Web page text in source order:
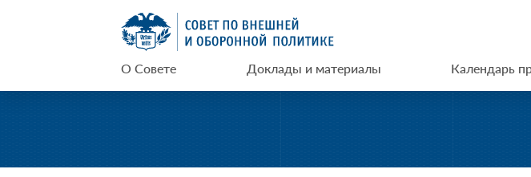
СВОП
О Совете Доклады и материалы Календарь